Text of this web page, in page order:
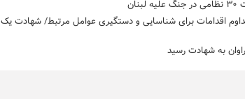
و تداوم اقدامات برای شناسایی و دستگیری عوامل مرتبط/ شهادت یک
به شهادت رسید